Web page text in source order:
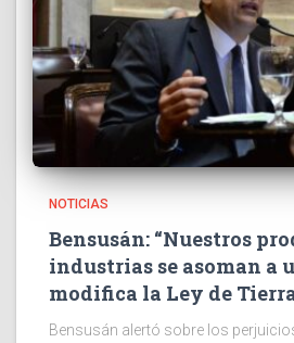
NOTICIAS
Bensusán: “Nuestros
industrias se asoman a
modifica la Ley de
Bensusán alertó sobre los